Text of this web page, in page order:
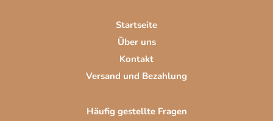
Startseite
Über uns
Kontakt
Versand und Bezahlung
Häufig gestellte Fragen